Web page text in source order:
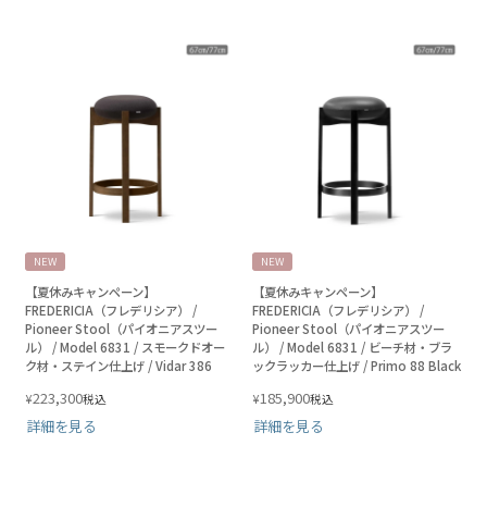
NEW
【夏休みキャンペーン】
FREDERICIA（フレデリシア） /
Pioneer Stool（パイオニアスツー
ル） / Model 6831 / スモークドオー
ク材・ステイン仕上げ / Vidar 386
¥223,300税込
詳細を見る
NEW
【夏休みキャンペーン】
FREDERICIA（フレデリシア） /
Pioneer Stool（パイオニアスツー
ル） / Model 6831 / ビーチ材・ブラ
ックラッカー仕上げ / Primo 88 Black
¥185,900税込
詳細を見る